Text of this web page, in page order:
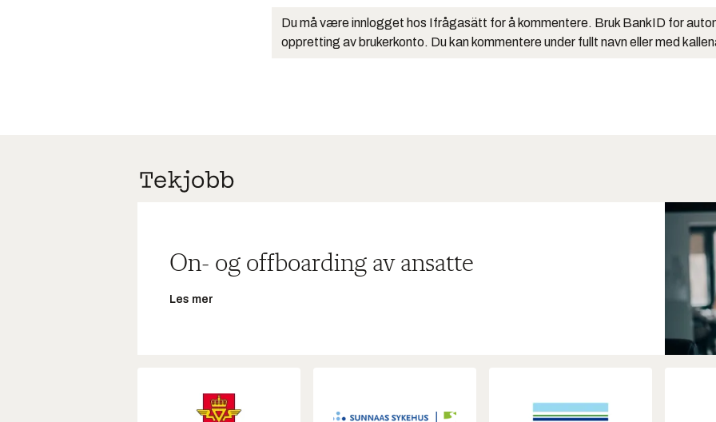
Du må være innlogget hos Ifrågasätt for å kommentere. Bruk BankID for
oppretting av brukerkonto. Du kan kommentere under fullt navn eller med
On- og offboarding av ansatte
Les mer